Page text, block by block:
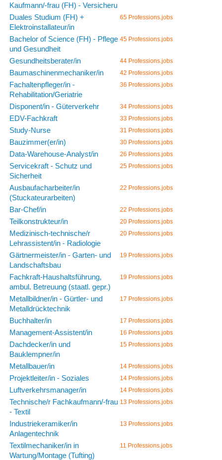
Kaufmann/-frau (FH) - Versicheru
Duales Studium (FH) +
Elektroinstallateur/in
65 Professions.jobs
Bachelor of Science (FH) - Pflege
und Gesundheit
45 Professions.jobs
Gesundheitsberater/in 44 Professions.jobs
Baumaschinenmechaniker/in 42 Professions.jobs
Fachaltenpfleger/in -
Rehabilitation/Geriatrie
36 Professions.jobs
Disponent/in - Güterverkehr 34 Professions.jobs
EDV-Fachkraft 33 Professions.jobs
Study-Nurse 31 Professions.jobs
Bauzimmer(er/in) 30 Professions.jobs
Data-Warehouse-Analyst/in 26 Professions.jobs
Servicekraft - Schutz und
Sicherheit
25 Professions.jobs
Ausbaufacharbeiter/in
(Stuckateurarbeiten)
22 Professions.jobs
Bar-Chef/in 22 Professions.jobs
Teilkonstrukteur/in 20 Professions.jobs
Medizinisch-technische/r
Lehrassistent/in - Radiologie
20 Professions.jobs
Gärtnermeister/in - Garten- und
Landschaftsbau
19 Professions.jobs
Fachkraft-Haushaltsführung,
ambul. Betreuung (staatl. gepr.)
19 Professions.jobs
Metallbildner/in - Gürtler- und
Metalldrücktechnik
17 Professions.jobs
Buchhalter/in 17 Professions.jobs
Management-Assistent/in 16 Professions.jobs
Dachdecker/in und
Bauklempner/in
15 Professions.jobs
Metallbauer/in 14 Professions.jobs
Projektleiter/in - Soziales 14 Professions.jobs
Luftverkehrsmanager/in 14 Professions.jobs
Technische/r Fachkaufmann/-frau
- Textil
13 Professions.jobs
Industriekeramiker/in
Anlagentechnik
13 Professions.jobs
Textilmechaniker/in in
Wartung/Montage (Tufting)
11 Professions.jobs